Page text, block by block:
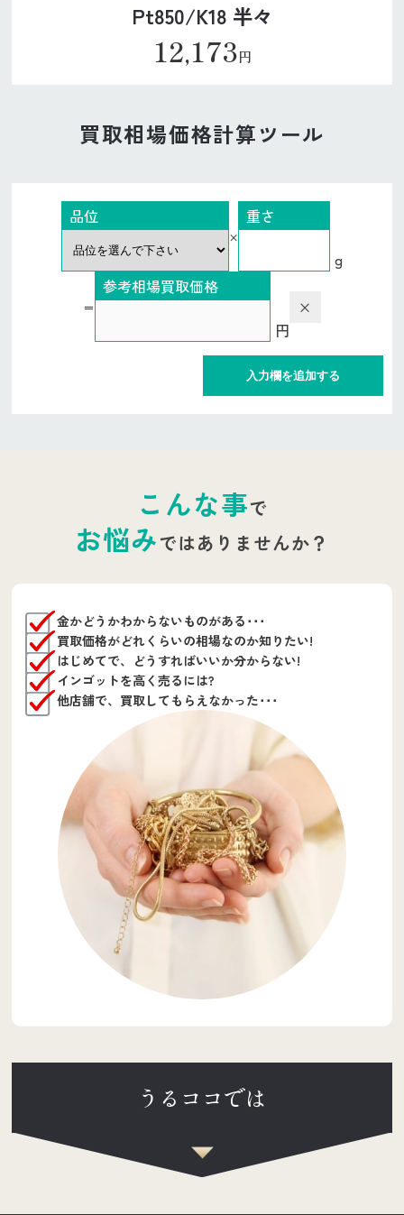
Pt850/K18 半々
12,173円
買取相場価格計算ツール
品位
×
重さ
g
＝
参考相場買取価格
円
×
入力欄を追加する
こんな事で
お悩みではありませんか？
金かどうかわからないものがある･･･
買取価格がどれくらいの相場なのか知りたい!
はじめてで、どうすればいいか分からない!
インゴットを高く売るには?
他店舗で、買取してもらえなかった･･･
うるココでは